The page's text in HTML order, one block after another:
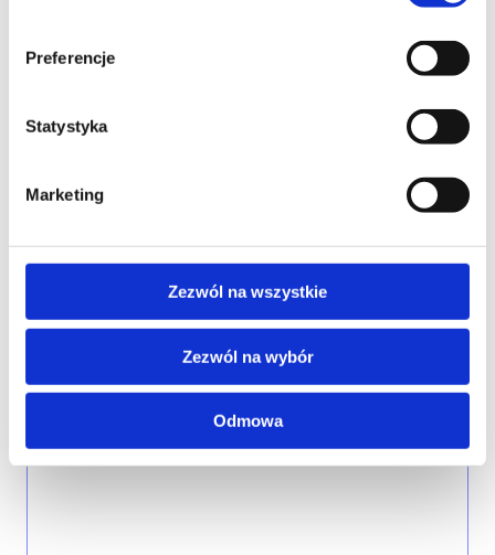
Preferencje
Statystyka
Marketing
Zezwól na wszystkie
Zezwól na wybór
Odmowa
wybierz województwo